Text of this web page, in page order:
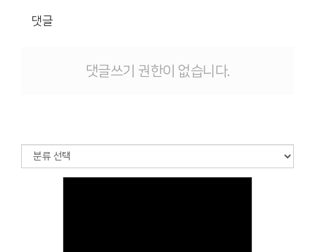
댓글
댓글쓰기 권한이 없습니다.